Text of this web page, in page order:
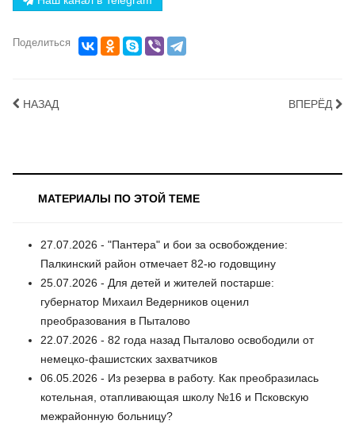
Поделиться
НАЗАД ВПЕРЁД
МАТЕРИАЛЫ ПО ЭТОЙ ТЕМЕ
27.07.2026 - "Пантера" и бои за освобождение:
Палкинский район отмечает 82-ю годовщину
25.07.2026 - Для детей и жителей постарше:
губернатор Михаил Ведерников оценил
преобразования в Пыталово
22.07.2026 - 82 года назад Пыталово освободили от
немецко-фашистских захватчиков
06.05.2026 - Из резерва в работу. Как преобразилась
котельная, отапливающая школу №16 и Псковскую
межрайонную больницу?